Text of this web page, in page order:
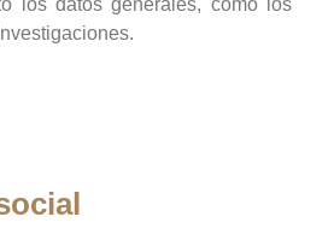
los datos generales, como los